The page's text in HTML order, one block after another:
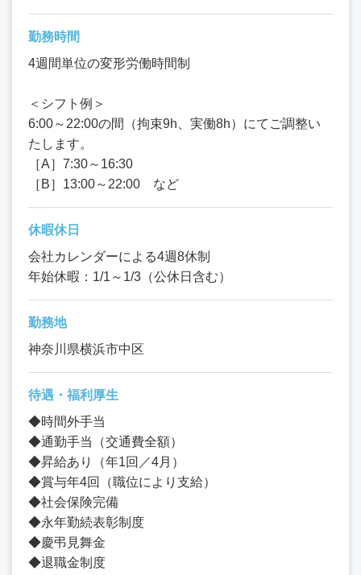
勤務時間
4週間単位の変形労働時間制
＜シフト例＞
6:00～22:00の間（拘束9h、実働8h）にてご調整い
たします。
［A］7:30～16:30
［B］13:00～22:00 など
休暇休日
会社カレンダーによる4週8休制
年始休暇：1/1～1/3（公休日含む）
勤務地
神奈川県横浜市中区
待遇・福利厚生
◆時間外手当
◆通勤手当（交通費全額）
◆昇給あり（年1回／4月）
◆賞与年4回（職位により支給）
◆社会保険完備
◆永年勤続表彰制度
◆慶弔見舞金
◆退職金制度